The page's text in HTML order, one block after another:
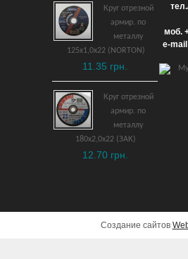
Круг отрезной
армир. по
металлу
125х1,0х22 (NORTON)
11.35 грн.
Круг отрезной
армир. по
металлу
180х2,0х22 (ЗАК)
12.70 грн.
моб.
e-
Создание сайтов